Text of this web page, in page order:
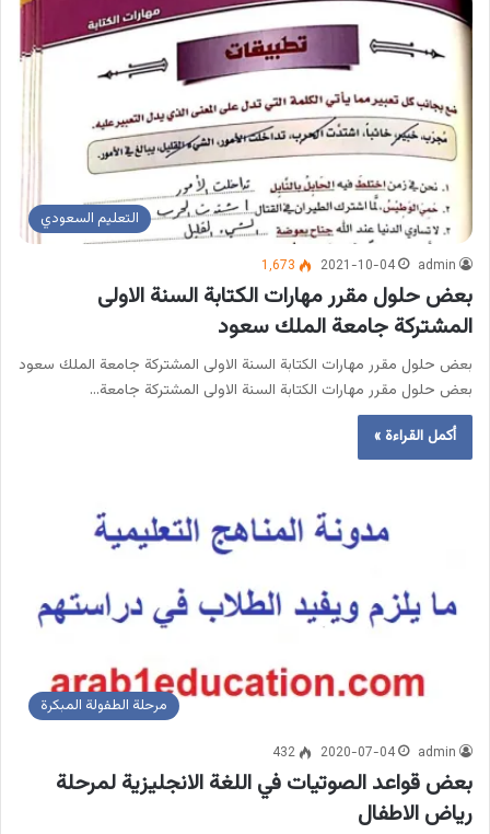
التعليم السعودي
admin
2021-10-04 1٬673
بعض حلول مقرر مهارات الكتابة السنة الاولى
المشتركة جامعة الملك سعود
بعض حلول مقرر مهارات الكتابة السنة الاولى المشتركة جامعة الملك سعود
بعض حلول مقرر مهارات الكتابة السنة الاولى المشتركة جامعة…
أكمل القراءة »
مرحلة الطفولة المبكرة
admin
2020-07-04
432
بعض قواعد الصوتيات في اللغة الانجليزية لمرحلة
رياض الاطفال